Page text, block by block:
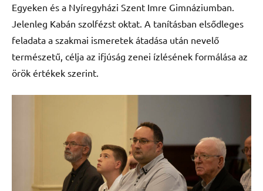
Egyeken és a Nyíregyházi Szent Imre Gimnáziumban.
Jelenleg Kabán szolfézst oktat. A tanításban elsődleges
feladata a szakmai ismeretek átadása után nevelő
természetű, célja az ifjúság zenei ízlésének formálása az
örök értékek szerint.